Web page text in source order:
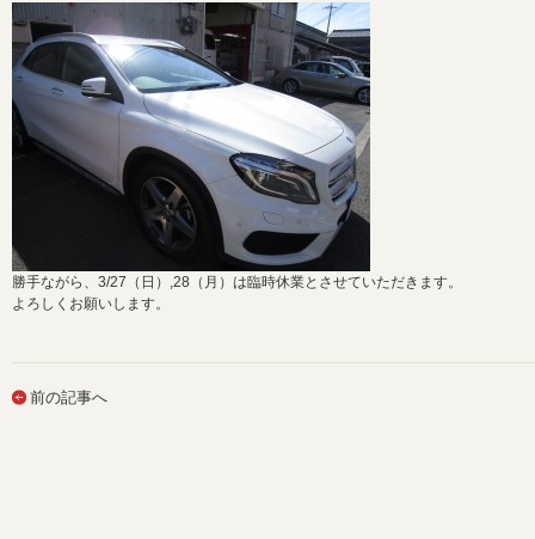
勝手ながら、3/27（日）,28（月）は臨時休業とさせていただきます。
よろしくお願いします。
前の記事へ